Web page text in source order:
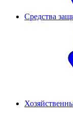
Средства